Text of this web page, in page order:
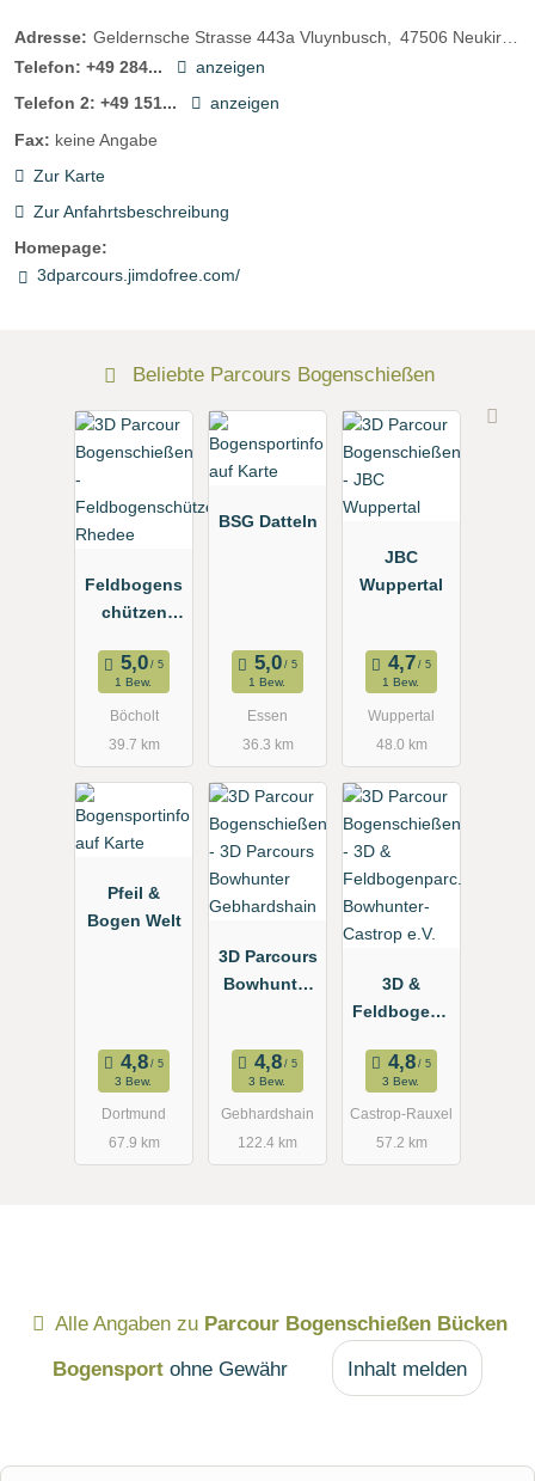
Adresse: Geldernsche Strasse 443a Vluynbusch 47506 Neukirchen-Vluyn
Telefon: +49 284...
anzeigen
Telefon 2: +49 151...
anzeigen
Fax: keine Angabe
Zur Karte
Zur Anfahrtsbeschreibung
Homepage:
3dparcours.jimdofree.com/
Beliebte Parcours Bogenschießen
Feldbogens
chützen
1 Bew.
Böcholt
39.7 km
BSG Datteln
1 Bew.
Essen
36.3 km
JBC
Wuppertal
1 Bew.
Wuppertal
48.0 km
Pfeil &
Bogen Welt
3 Bew.
Dortmund
67.9 km
3D Parcours
Bowhunter
3 Bew.
Gebhardshain
122.4 km
3D &
Feldbogenp
Bowhunter-
Castrop e.V.
3 Bew.
Castrop-Rauxel
57.2 km
Alle Angaben zu Parcour Bogenschießen Bücken
Bogensport ohne Gewähr Inhalt melden